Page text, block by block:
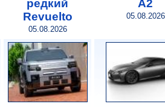
редкий
Revuelto
05.08.2026
A2
05.08.2026